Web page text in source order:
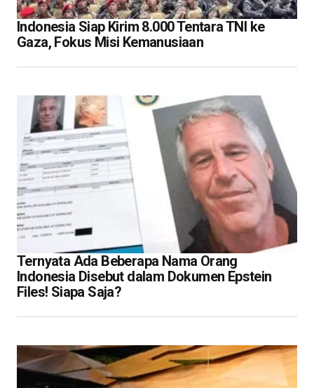
Indonesia Siap Kirim 8.000 Tentara TNI ke
Gaza, Fokus Misi Kemanusiaan
Ternyata Ada Beberapa Nama Orang
Indonesia Disebut dalam Dokumen Epstein
Files! Siapa Saja?